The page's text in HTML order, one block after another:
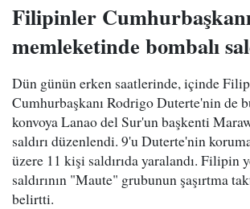
Filipinler
memleketinde bombalı
Dün günün erken saatlerinde, içinde
Cumhurbaşkanı Rodrigo Duterte'nin de
konvoya Lanao del Sur'un başkenti
saldırı düzenlendi. 9'u Duterte'nin
üzere 11 kişi saldırıda yaralandı. Filipin
saldırının "Maute" grubunun şaşırtma
belirtti.